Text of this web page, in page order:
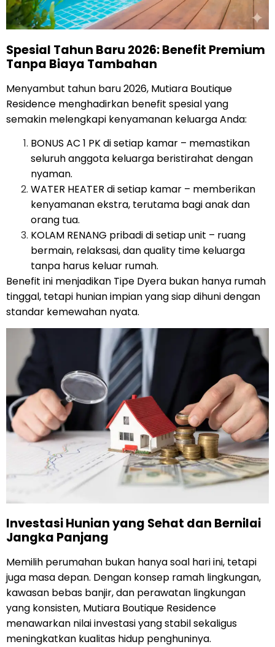
Spesial Tahun Baru 2026: Benefit Premium
Tanpa Biaya Tambahan
Menyambut tahun baru 2026, Mutiara Boutique
Residence menghadirkan benefit spesial yang
semakin melengkapi kenyamanan keluarga Anda:
BONUS AC 1 PK di setiap kamar – memastikan
seluruh anggota keluarga beristirahat dengan
nyaman.
WATER HEATER di setiap kamar – memberikan
kenyamanan ekstra, terutama bagi anak dan
orang tua.
KOLAM RENANG pribadi di setiap unit – ruang
bermain, relaksasi, dan quality time keluarga
tanpa harus keluar rumah.
Benefit ini menjadikan Tipe Dyera bukan hanya rumah
tinggal, tetapi hunian impian yang siap dihuni dengan
standar kemewahan nyata.
Investasi Hunian yang Sehat dan Bernilai
Jangka Panjang
Memilih perumahan bukan hanya soal hari ini, tetapi
juga masa depan. Dengan konsep ramah lingkungan,
kawasan bebas banjir, dan perawatan lingkungan
yang konsisten, Mutiara Boutique Residence
menawarkan nilai investasi yang stabil sekaligus
meningkatkan kualitas hidup penghuninya.